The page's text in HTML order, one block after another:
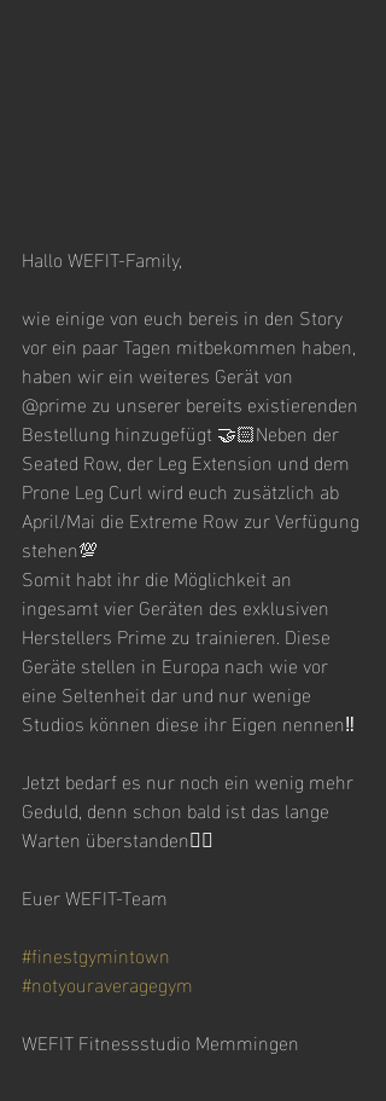
Hallo WEFIT-Family,
wie einige von euch bereis in den Story
vor ein paar Tagen mitbekommen haben,
haben wir ein weiteres Gerät von
@prime zu unserer bereits existierenden
Bestellung hinzugefügt 🤝🏻Neben der
Seated Row, der Leg Extension und dem
Prone Leg Curl wird euch zusätzlich ab
April/Mai die Extreme Row zur Verfügung
stehen💯
Somit habt ihr die Möglichkeit an
ingesamt vier Geräten des exklusiven
Herstellers Prime zu trainieren. Diese
Geräte stellen in Europa nach wie vor
eine Seltenheit dar und nur wenige
Studios können diese ihr Eigen nennen‼️
Jetzt bedarf es nur noch ein wenig mehr
Geduld, denn schon bald ist das lange
Warten überstanden😮‍💨
Euer WEFIT-Team
#finestgymintown
#notyouraveragegym